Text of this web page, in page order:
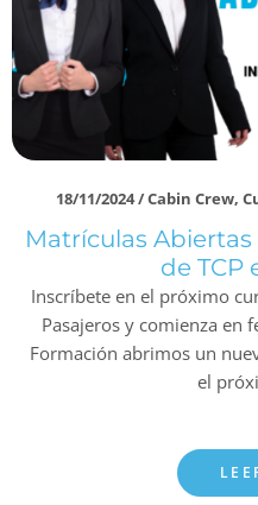
18/11/2024/Cabin Crew,
Matrículas
de TCP
Inscríbete en el próximo
Pasajeros y comienza en
Formación abrimos un
el